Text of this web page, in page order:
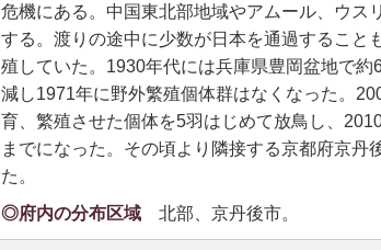
危機にある。中国東北部地域やアムール、ウス
する。渡りの途中に少数が日本を通過すること
殖していた。1930年代には兵庫県豊岡盆地で
減し1971年に野外繁殖個体群はなくなった。
育、繁殖させた個体を5羽はじめて放鳥し、
までになった。その頃より隣接する京都府京丹
た。
◎府内の分布区域 北部、京丹後市。